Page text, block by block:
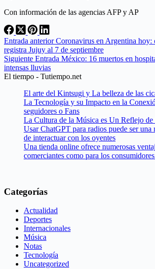
Con información de las agencias AFP y AP
Entrada anteriorCoronavirus en Argentina hoy:
registra Jujuy al 7 de septiembre
Siguiente Entrada México: 16 muertos en
intensas lluvias
El tiempo - Tutiempo.net
El arte del Kintsugi y La belleza de las
La Tecnología y su Impacto en la
seguidores o Fans
La Cultura de la Música es Un Reflejo
Usar ChatGPT para radios puede ser una
de interactuar con los oyentes
Una tienda online ofrece numerosas
comerciantes como para los
Categorías
Actualidad
Deportes
Internacionales
Música
Notas
Tecnología
Uncategorized